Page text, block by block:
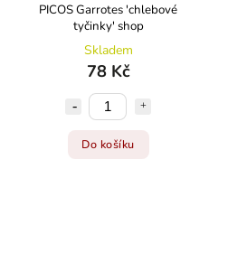
PICOS Garrotes 'chlebové
tyčinky' shop
Skladem
78 Kč
Do košíku